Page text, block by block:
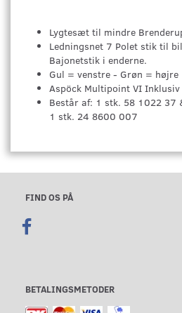
Lygtesæt til mindre
Ledningsnet 7 Polet stik til
Bajonetstik i enderne.
Gul = venstre - Grøn = højre
Aspöck Multipoint VI
Består af: 1 stk. 58 1022
1 stk. 24 8600 007
FIND OS PÅ
BETALINGSMETODER